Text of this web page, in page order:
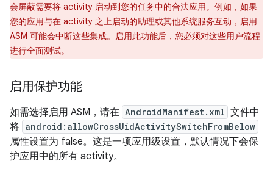
会屏蔽需要将 activity 启动到您的任务中的合法应用。例如，如果
您的应用与在 activity 之上启动的助理或其他系统服务互动，启用
ASM 可能会中断这些集成。启用此功能后，您必须对这些用户流程
进行全面测试。
启用保护功能
如需选择启用 ASM，请在 AndroidManifest.xml 文件中
将 android:allowCrossUidActivitySwitchFromBelow
属性设置为 false。这是一项应用级设置，默认情况下会保
护应用中的所有 activity。